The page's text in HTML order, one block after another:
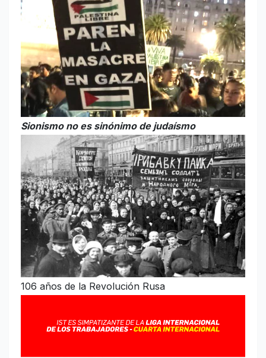
Sionismo no es sinónimo de judaísmo
106 años de la Revolución Rusa